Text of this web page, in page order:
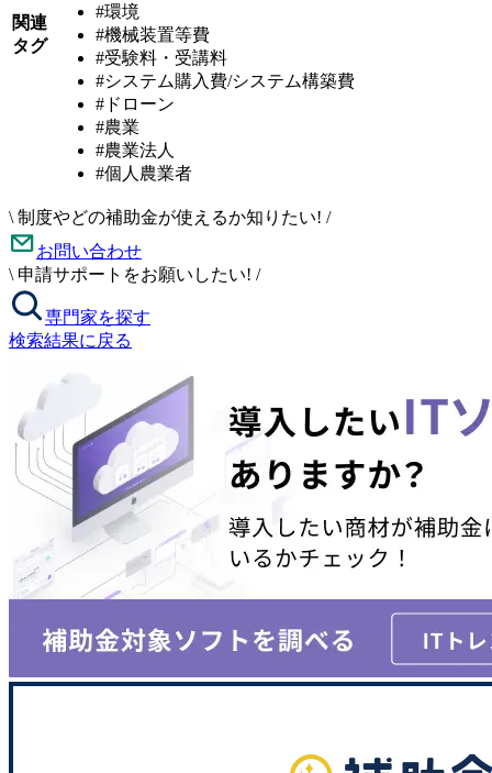
関連
タグ
#環境
#機械装置等費
#受験料・受講料
#システム購入費/システム構築費
#ドローン
#農業
#農業法人
#個人農業者
\ 制度やどの補助金が使えるか知りたい! /
お問い合わせ
\ 申請サポートをお願いしたい! /
専門家を探す
検索結果に戻る